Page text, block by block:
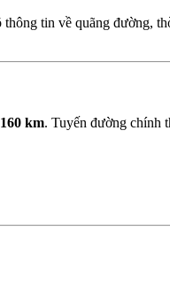
tin về quãng đường,
km. Tuyến đường chính